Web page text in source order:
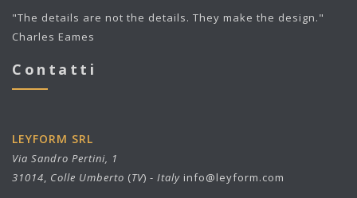
"The details are not the details. They make the design."
Charles Eames
Contatti
LEYFORM SRL
Via Sandro Pertini, 1
31014 Colle Umberto (TV) - Italy info@leyform.com